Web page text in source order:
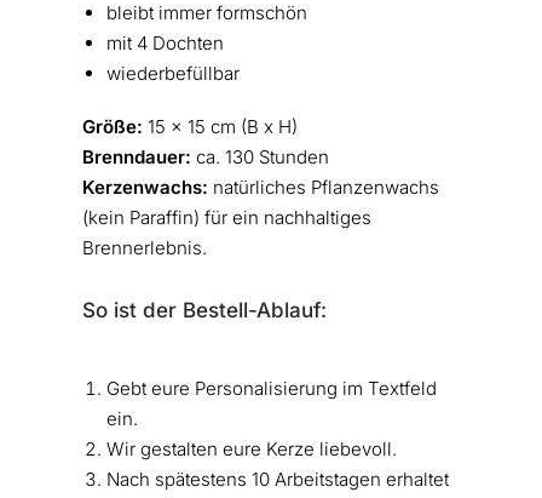
bleibt immer formschön
mit 4 Dochten
wiederbefüllbar
Größe: 15 x 15 cm (B x H)
Brenndauer: ca. 130 Stunden
Kerzenwachs: natürliches Pflanzenwachs
(kein Paraffin) für ein nachhaltiges
Brennerlebnis.
So ist der Bestell-Ablauf:
Gebt eure Personalisierung im Textfeld
ein.
Wir gestalten eure Kerze liebevoll.
Nach spätestens 10 Arbeitstagen erhaltet